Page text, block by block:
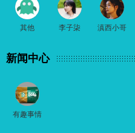
其他 李子柒 滇西小哥
新闻中心
有趣事情